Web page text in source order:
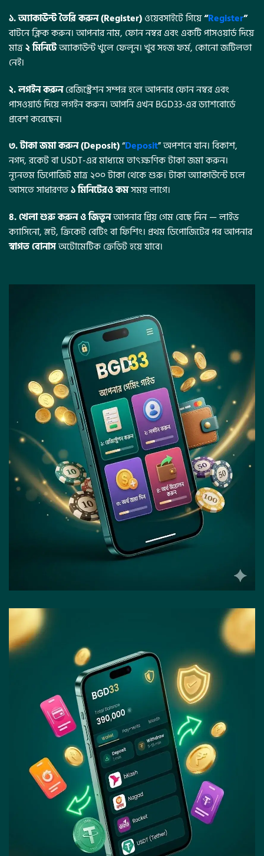
১. অ্যাকাউন্ট তৈরি করুন (Register)ওয়েবসাইটে গিয়ে“Register”
বাটনে ক্লিক করুন। আপনার নাম, ফোন নম্বর এবং একটি পাসওয়ার্ড দিয়ে
মাত্র২ মিনিটেঅ্যাকাউন্ট খুলে ফেলুন। খুব সহজ ফর্ম, কোনো জটিলতা
নেই।
২. লগইন করুনরেজিস্ট্রেশন সম্পন্ন হলে আপনার ফোন নম্বর এবং
পাসওয়ার্ড দিয়ে লগইন করুন। আপনি এখন BGD33-এর ড্যাশবোর্ডে
প্রবেশ করেছেন।
৩. টাকা জমা করুন (Deposit)“Deposit” অপশনে যান। বিকাশ,
নগদ, রকেট বা USDT-এর মাধ্যমে তাৎক্ষণিক টাকা জমা করুন।
ন্যূনতম ডিপোজিট মাত্র ২০০ টাকা থেকে শুরু। টাকা অ্যাকাউন্টে চলে
আসতে সাধারণত১ মিনিটেরও কমসময় লাগে।
৪. খেলা শুরু করুন ও জিতুনআপনার প্রিয় গেম বেছে নিন — লাইভ
ক্যাসিনো, স্লট, ক্রিকেট বেটিং বা ফিশিং। প্রথম ডিপোজিটের পর আপনার
স্বাগত বোনাসঅটোমেটিক ক্রেডিট হয়ে যাবে।